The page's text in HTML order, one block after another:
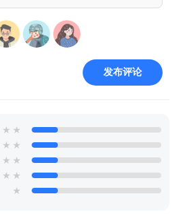
发布评论
★ ★
★ ★
★ ★
★ ★
★